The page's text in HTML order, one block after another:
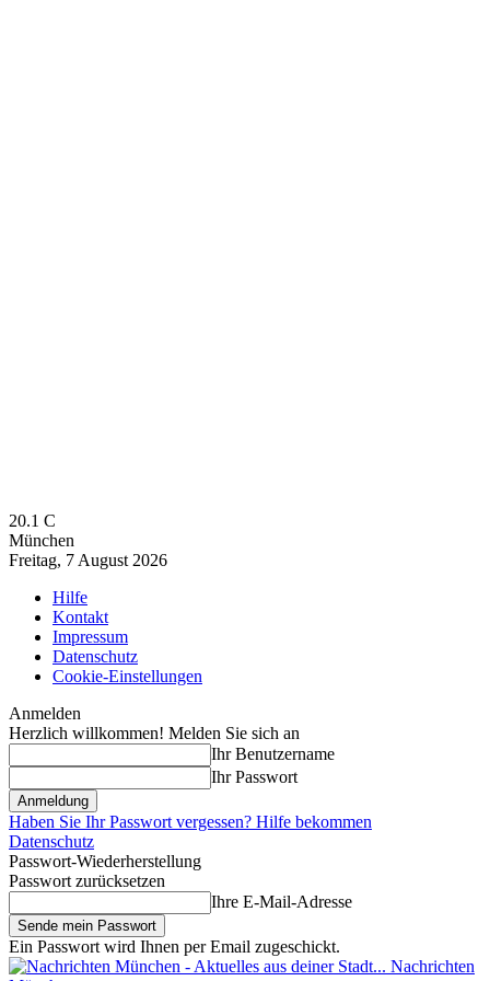
20.1 C
München
Freitag, 7 August 2026
Hilfe
Kontakt
Impressum
Datenschutz
Cookie-Einstellungen
Anmelden
Herzlich willkommen! Melden Sie sich an
Ihr Benutzername
Ihr Passwort
Haben Sie Ihr Passwort vergessen? Hilfe bekommen
Datenschutz
Passwort-Wiederherstellung
Passwort zurücksetzen
Ihre E-Mail-Adresse
Ein Passwort wird Ihnen per Email zugeschickt.
Nachrichten